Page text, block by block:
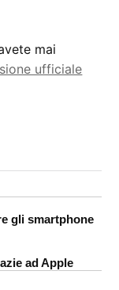
mai
ufficiale
gli smartphone
ad Apple